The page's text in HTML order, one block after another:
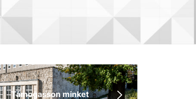
Támogasson minket